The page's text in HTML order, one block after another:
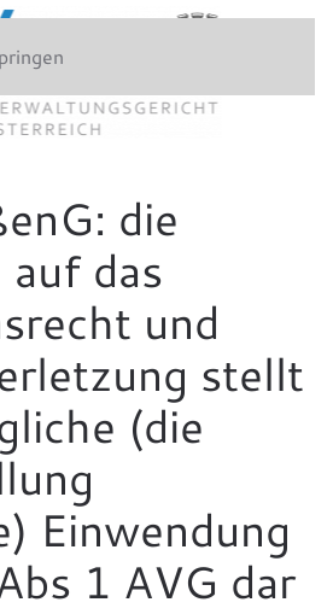
die
das
und
stellt
(die
Einwendung
1 AVG dar